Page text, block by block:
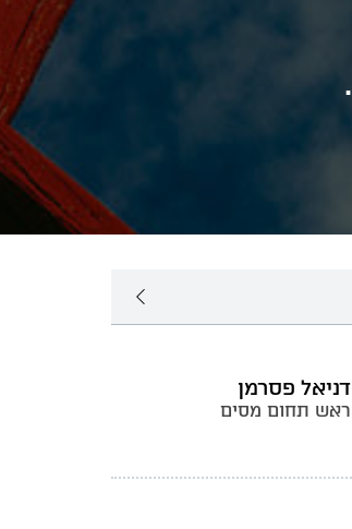
דניאל פסרמן
ראש תחום מסים